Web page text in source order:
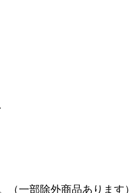
一部除外商品あります）